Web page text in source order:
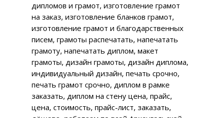
дипломов и грамот, изготовление грамот
на заказ, изготовление бланков грамот,
изготовление грамот и благодарственных
писем, грамоты распечатать, напечатать
грамоту, напечатать диплом, макет
грамоты, дизайн грамоты, дизайн диплома,
индивидуальный дизайн, печать срочно,
печать грамот срочно, диплом в рамке
заказать, диплом на стену цена, прайс,
цена, стоимость, прайс-лист, заказать,